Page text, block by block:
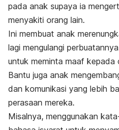
pada anak supaya ia
menyakiti orang lain.
Ini membuat anak
lagi mengulangi
untuk meminta maaf kepada
Bantu juga anak
dan komunikasi yang lebih
perasaan mereka.
Misalnya, menggunakan